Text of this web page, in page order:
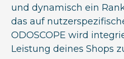
und dynamisch ein
das auf
ODOSCOPE wird
Leistung deines Shops